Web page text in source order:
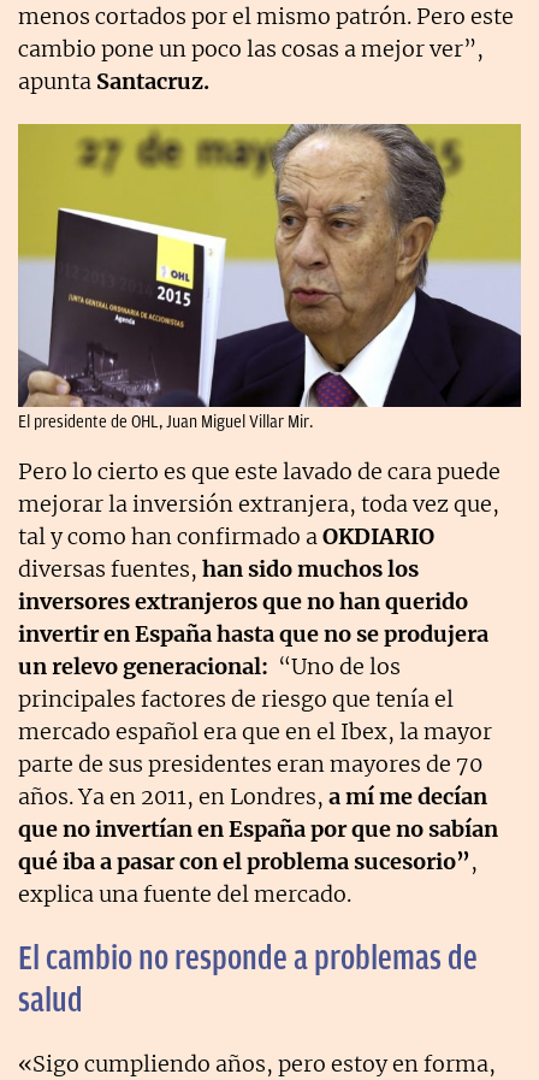
menos cortados por el mismo patrón. Pero este
cambio pone un poco las cosas a mejor ver”,
apunta Santacruz.
El presidente de OHL, Juan Miguel Villar Mir.
Pero lo cierto es que este lavado de cara puede
mejorar la inversión extranjera, toda vez que,
tal y como han confirmado aOKDIARIO
diversas fuentes, han sido muchos los
inversores extranjeros que no han querido
invertir en España hasta que no se produjera
un relevo generacional: “Uno de los
principales factores de riesgo que tenía el
mercado español era que en el Ibex, la mayor
parte de sus presidentes eran mayores de 70
años. Ya en 2011, en Londres, a mí me decían
que no invertían en España por que no sabían
qué iba a pasar con el problema sucesorio”,
explica una fuente del mercado.
El cambio no responde a problemas de
salud
«Sigo cumpliendo años, pero estoy en forma,